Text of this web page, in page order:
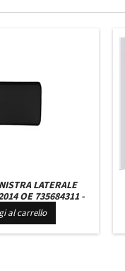
LATERALE
OE 735684311 -
- 1674208580
MEDIO
al carrello